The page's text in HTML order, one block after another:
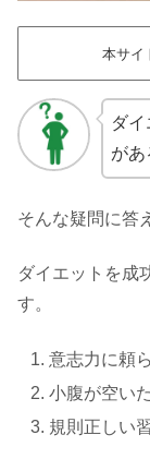
本サイ
ダ
があ
そんな疑問に答
ダイエットを成
す。
意志力に頼
小腹が空い
規則正しい